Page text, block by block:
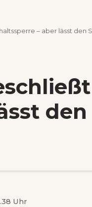
– aber lässt den
den
Uhr